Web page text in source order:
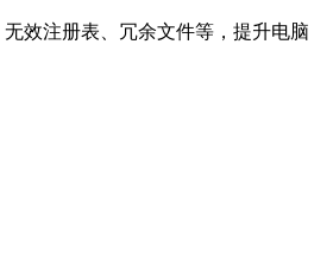
效注册表、冗余文件等，提升电脑